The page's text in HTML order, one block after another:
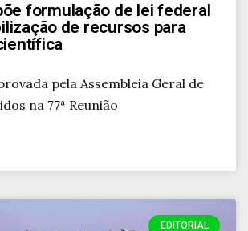
formulação de lei federal
de recursos para
pela Assembleia Geral de
na 77ª Reunião
EDITORIAL